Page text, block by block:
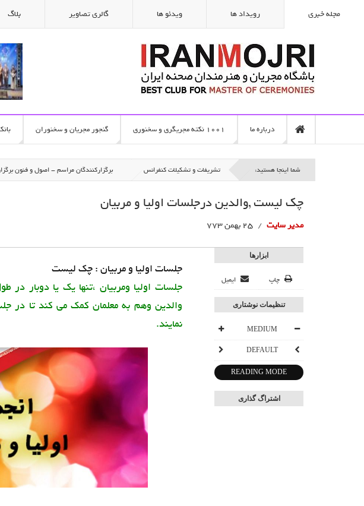
مجله خبری رویداد ها ویدئو ها گالری تصاویر بلاگ
درباره ما 1001 نکته مجریگری و سخنوری گنجور مجریان و سخنوران
شما اینجا هستید: تشریفات و تشکیلات کنفرانس برگزارکنندگان مراسم - اصول و فنون
چک لیست ,والدین درجلسات اولیا و مربیان
مدیر سایت 25 بهمن 773
ابزارها
چاپ ایمیل
تنظیمات نوشتاری
MEDIUM
DEFAULT
READING MODE
اشتراگ گذاری
جلسات اولیا و مربیان : چک لیست
جلسات اولیا ومربیان ،تنها یک یا دوبار
والدین وهم به معلمان کمک می کند تا در
نمایند.